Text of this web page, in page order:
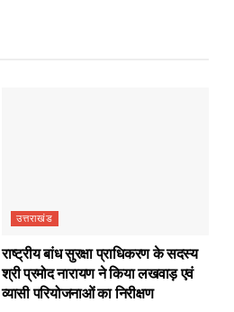
उत्तराखंड
राष्ट्रीय बांध सुरक्षा प्राधिकरण के सदस्य
श्री प्रमोद नारायण ने किया लखवाड़ एवं
व्यासी परियोजनाओं का निरीक्षण